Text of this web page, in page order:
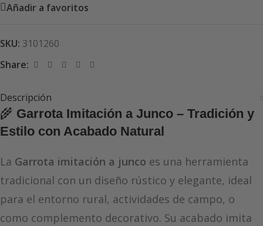
Añadir a favoritos
SKU: 3101260
Share:
Descripción
🌾 Garrota Imitación a Junco – Tradición y
Estilo con Acabado Natural
La Garrota imitación a junco es una herramienta
tradicional con un diseño rústico y elegante, ideal
para el entorno rural, actividades de campo, o
como complemento decorativo. Su acabado imita